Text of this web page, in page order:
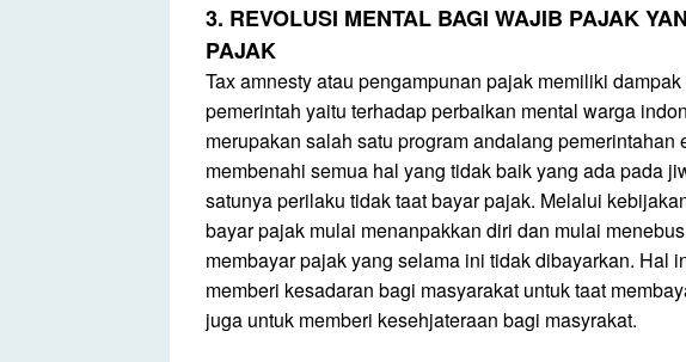
3. REVOLUSI MENTAL BAGI WAJIB PAJAK
PAJAK
Tax amnesty atau pengampunan pajak memiliki
pemerintah yaitu terhadap perbaikan mental warga
merupakan salah satu program andalang
membenahi semua hal yang tidak baik yang ada pada
satunya perilaku tidak taat bayar pajak. Melalui
bayar pajak mulai menanpakkan diri dan mulai
membayar pajak yang selama ini tidak dibayarkan. Hal
memberi kesadaran bagi masyarakat untuk taat
juga untuk memberi kesehjateraan bagi masyrakat.